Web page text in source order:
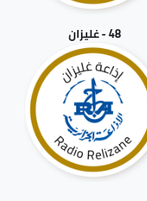
48 - غليزان